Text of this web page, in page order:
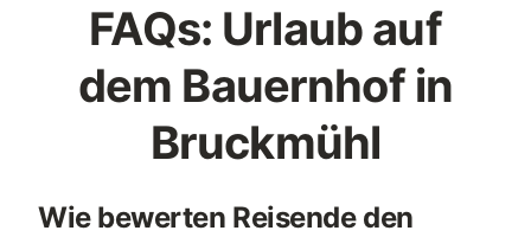
FAQs: Urlaub auf
dem Bauernhof in
Bruckmühl
Wie bewerten Reisende den